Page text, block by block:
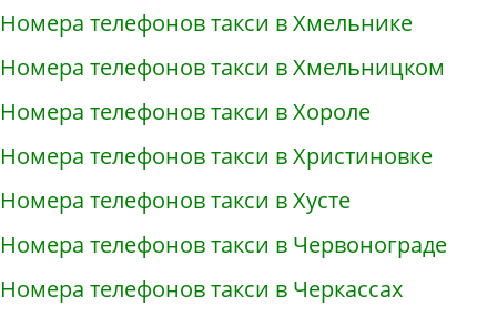
Номера телефонов такси в Хмельнике
Номера телефонов такси в Хмельницком
Номера телефонов такси в Хороле
Номера телефонов такси в Христиновке
Номера телефонов такси в Хусте
Номера телефонов такси в Червонограде
Номера телефонов такси в Черкассах